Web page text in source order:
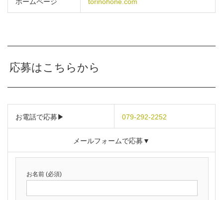
ホームページ torinohone.com
応募はこちらから
お電話で応募▶ 079-292-2252
メールフォームで応募▼
お名前 (必須)